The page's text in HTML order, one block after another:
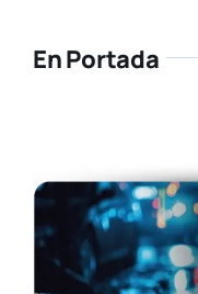
En Portada